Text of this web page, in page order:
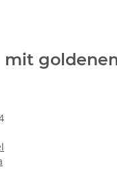
mit